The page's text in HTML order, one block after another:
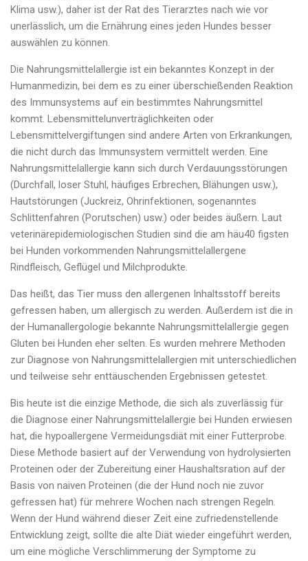
Klima usw.), daher ist der Rat des Tierarztes nach wie vor
unerlässlich, um die Ernährung eines jeden Hundes besser
auswählen zu können.
Die Nahrungsmittelallergie ist ein bekanntes Konzept in der
Humanmedizin, bei dem es zu einer überschießenden Reaktion
des Immunsystems auf ein bestimmtes Nahrungsmittel
kommt. Lebensmittelunverträglichkeiten oder
Lebensmittelvergiftungen sind andere Arten von Erkrankungen,
die nicht durch das Immunsystem vermittelt werden. Eine
Nahrungsmittelallergie kann sich durch Verdauungsstörungen
(Durchfall, loser Stuhl, häufiges Erbrechen, Blähungen usw.),
Hautstörungen (Juckreiz, Ohrinfektionen, sogenanntes
Schlittenfahren (Porutschen) usw.) oder beides äußern. Laut
veterinärepidemiologischen Studien sind die am häu40 figsten
bei Hunden vorkommenden Nahrungsmittelallergene
Rindfleisch, Geflügel und Milchprodukte.
Das heißt, das Tier muss den allergenen Inhaltsstoff bereits
gefressen haben, um allergisch zu werden. Außerdem ist die in
der Humanallergologie bekannte Nahrungsmittelallergie gegen
Gluten bei Hunden eher selten. Es wurden mehrere Methoden
zur Diagnose von Nahrungsmittelallergien mit unterschiedlichen
und teilweise sehr enttäuschenden Ergebnissen getestet.
Bis heute ist die einzige Methode, die sich als zuverlässig für
die Diagnose einer Nahrungsmittelallergie bei Hunden erwiesen
hat, die hypoallergene Vermeidungsdiät mit einer Futterprobe.
Diese Methode basiert auf der Verwendung von hydrolysierten
Proteinen oder der Zubereitung einer Haushaltsration auf der
Basis von naiven Proteinen (die der Hund noch nie zuvor
gefressen hat) für mehrere Wochen nach strengen Regeln.
Wenn der Hund während dieser Zeit eine zufriedenstellende
Entwicklung zeigt, sollte die alte Diät wieder eingeführt werden,
um eine mögliche Verschlimmerung der Symptome zu